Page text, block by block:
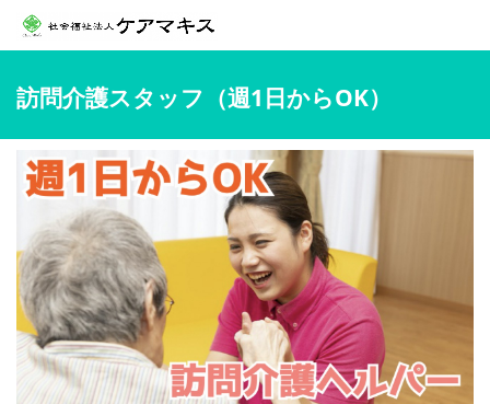
訪問介護スタッフ（週1日からOK）